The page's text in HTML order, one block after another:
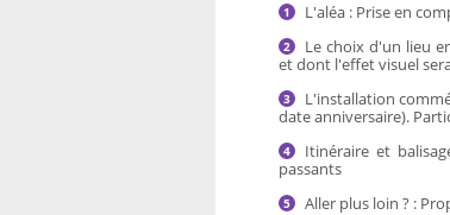
L'aléa : Prise en
Le choix d'un lieu
et dont l'effet visuel
L'installation
date anniversaire).
Itinéraire et
passants
Aller plus loin ? :